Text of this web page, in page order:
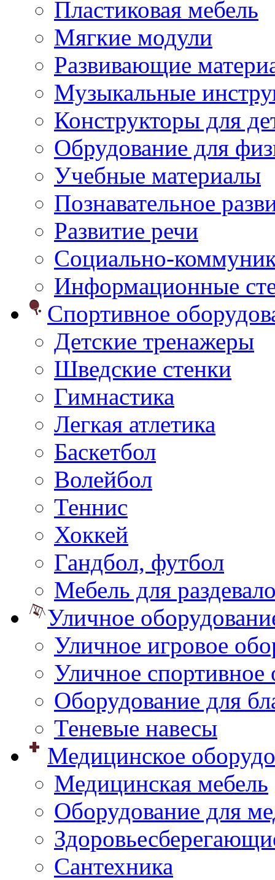
Пластиковая мебель
Мягкие модули
Развивающие
Музыкальные
Конструкторы для
Обрудование для
Учебные материалы
Познавательное
Развитие речи
Социально-
Информационные
Спортивное
Детские тренажеры
Шведские стенки
Гимнастика
Легкая атлетика
Баскетбол
Волейбол
Теннис
Хоккей
Гандбол, футбол
Мебель для
Уличное
Уличное игровое
Уличное спортивное
Оборудование для
Теневые навесы
Медицинское
Медицинская мебель
Оборудование для
Сантехника